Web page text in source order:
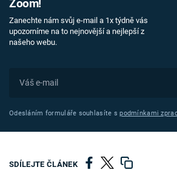
Zoom!
Zanechte nám svůj e-mail a 1x týdně vás
upozorníme na to nejnovější a nejlepší z
našeho webu.
Odesláním formuláře souhlasíte spodmínkami
SDÍLEJTE ČLÁNEK